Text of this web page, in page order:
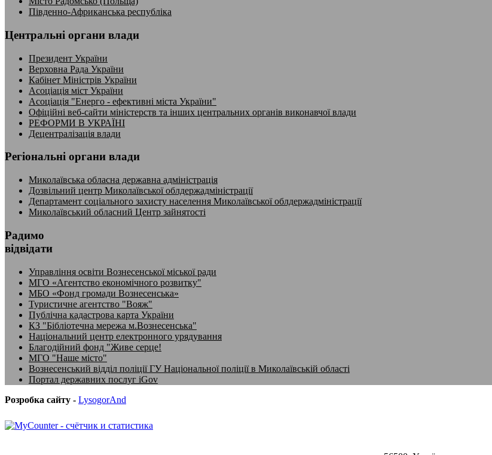
Південно-Африканська республіка
Центральні органи влади
Президент України
Верховна Рада України
Кабінет Міністрів України
Асоціація міст України
Асоціація "Енерго - ефективні міста України"
Офіційні веб-сайти міністерств та інших центральних органів виконавчої влади
РЕФОРМИ В УКРАЇНІ
Децентралізація влади
Регіональні органи влади
Миколаївська обласна державна адміністрація
Дозвільний центр Миколаївської облдержадміністрації
Департамент соціального захисту населення Миколаївської облдержадміністрації
Миколаївський обласний Центр зайнятості
Радимо
відвідати
Управління освіти Вознесенської міської ради
МГО «Агентство економічного розвитку"
МБО «Фонд громади Вознесенська»
Туристичне агентство "Вояж"
Публічна кадастрова карта України
КЗ "Бібліотечна мережа м.Вознесенська"
Національний центр електронного урядування
Благодійний фонд "Живе серце!
МГО "Наше місто"
Вознесенський відділ поліції ГУ Національної поліції в Миколаївській області
Портал державних послуг iGov
Розробка сайту - LysogorAnd